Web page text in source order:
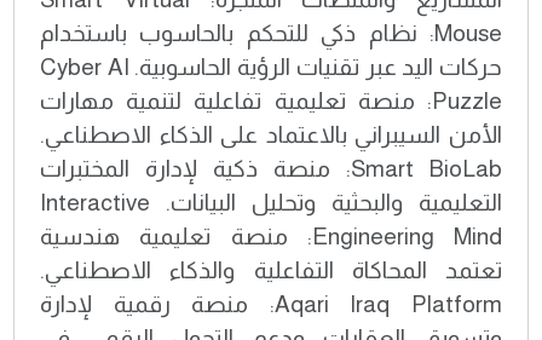
Mouse: نظام ذكي للتحكم بالحاسوب باستخدام
حركات اليد عبر تقنيات الرؤية الحاسوبية. Cyber AI
Puzzle: منصة تعليمية تفاعلية لتنمية مهارات
الأمن السيبراني بالاعتماد على الذكاء الاصطناعي.
Smart BioLab: منصة ذكية لإدارة المختبرات
التعليمية والبحثية وتحليل البيانات. Interactive
Engineering Mind: منصة تعليمية هندسية
تعتمد المحاكاة التفاعلية والذكاء الاصطناعي.
Aqari Iraq Platform: منصة رقمية لإدارة